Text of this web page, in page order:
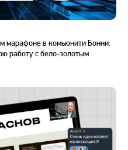
марафоне в комьюнити Бонни.
работу с бело-золотым